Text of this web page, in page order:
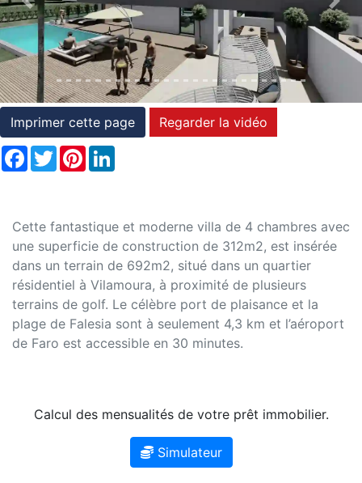
conditions
Témoignages
Conseils
Juridiques
Previous Next
Imprimer cette page
Regarder la vidéo
Facebook
TwitterPinterest
Cette fantastique et moderne villa de 4 chambres avec
une superficie de construction de 312m2, est insérée
dans un terrain de 692m2, situé dans un quartier
résidentiel à Vilamoura, à proximité de plusieurs
terrains de golf. Le célèbre port de plaisance et la
plage de Falesia sont à seulement 4,3 km et l’aéroport
de Faro est accessible en 30 minutes.
Calcul des mensualités de votre prêt immobilier.
Simulateur